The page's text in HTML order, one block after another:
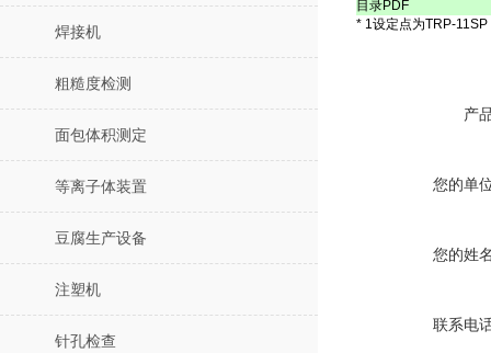
焊接机
粗糙度检测
面包体积测定
等离子体装置
豆腐生产设备
注塑机
针孔检查
目录PDF
* 1设定点为TRP-​​11SP
产
您的单
您的姓
联系电